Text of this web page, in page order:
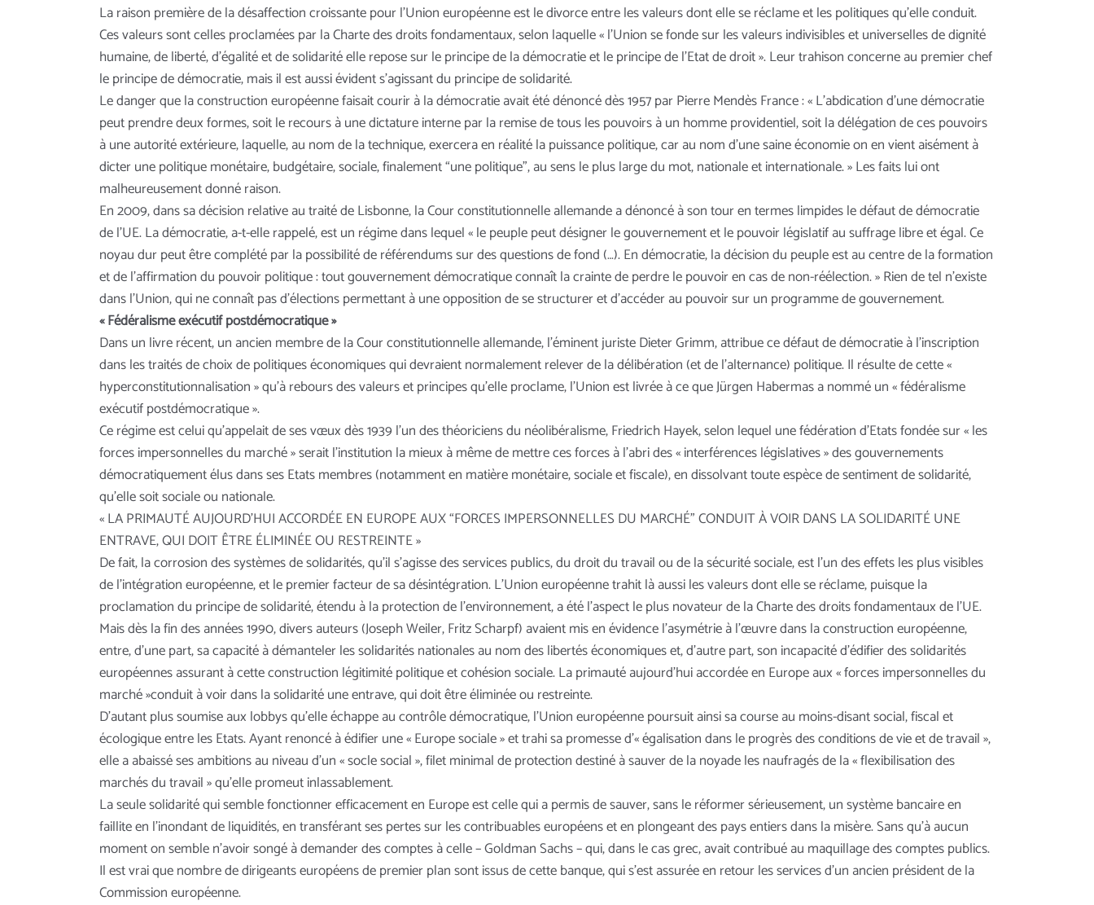
La raison première de la désaffection croissante pour l’Union européenne est le divorce entre les valeurs dont elle se réclame et les politiques qu’elle conduit.
Ces valeurs sont celles proclamées par la Charte des droits fondamentaux, selon laquelle « l’Union se fonde sur les valeurs indivisibles et universelles de dignité
humaine, de liberté, d’égalité et de solidarité elle repose sur le principe de la démocratie et le principe de l’Etat de droit ». Leur trahison concerne au premier chef
le principe de démocratie, mais il est aussi évident s’agissant du principe de solidarité.
Le danger que la construction européenne faisait courir à la démocratie avait été dénoncé dès 1957 par Pierre Mendès France : « L’abdication d’une démocratie
peut prendre deux formes, soit le recours à une dictature interne par la remise de tous les pouvoirs à un homme providentiel, soit la délégation de ces pouvoirs
à une autorité extérieure, laquelle, au nom de la technique, exercera en réalité la puissance politique, car au nom d’une saine économie on en vient aisément à
dicter une politique monétaire, budgétaire, sociale, finalement “une politique”, au sens le plus large du mot, nationale et internationale. » Les faits lui ont
malheureusement donné raison.
En 2009, dans sa décision relative au traité de Lisbonne, la Cour constitutionnelle allemande a dénoncé à son tour en termes limpides le défaut de démocratie
de l’UE. La démocratie, a-t-elle rappelé, est un régime dans lequel « le peuple peut désigner le gouvernement et le pouvoir législatif au suffrage libre et égal. Ce
noyau dur peut être complété par la possibilité de référendums sur des questions de fond (…). En démocratie, la décision du peuple est au centre de la formation
et de l’affirmation du pouvoir politique : tout gouvernement démocratique connaît la crainte de perdre le pouvoir en cas de non-réélection. » Rien de tel n’existe
dans l’Union, qui ne connaît pas d’élections permettant à une opposition de se structurer et d’accéder au pouvoir sur un programme de gouvernement.
« Fédéralisme exécutif postdémocratique »
Dans un livre récent, un ancien membre de la Cour constitutionnelle allemande, l’éminent juriste Dieter Grimm, attribue ce défaut de démocratie à l’inscription
dans les traités de choix de politiques économiques qui devraient normalement relever de la délibération (et de l’alternance) politique. Il résulte de cette «
hyperconstitutionnalisation » qu’à rebours des valeurs et principes qu’elle proclame, l’Union est livrée à ce que Jürgen Habermas a nommé un « fédéralisme
exécutif postdémocratique ».
Ce régime est celui qu’appelait de ses vœux dès 1939 l’un des théoriciens du néolibéralisme, Friedrich Hayek, selon lequel une fédération d’Etats fondée sur « les
forces impersonnelles du marché » serait l’institution la mieux à même de mettre ces forces à l’abri des « interférences législatives » des gouvernements
démocratiquement élus dans ses Etats membres (notamment en matière monétaire, sociale et fiscale), en dissolvant toute espèce de sentiment de solidarité,
qu’elle soit sociale ou nationale.
« LA PRIMAUTÉ AUJOURD’HUI ACCORDÉE EN EUROPE AUX “FORCES IMPERSONNELLES DU MARCHÉ” CONDUIT À VOIR DANS LA SOLIDARITÉ UNE
ENTRAVE, QUI DOIT ÊTRE ÉLIMINÉE OU RESTREINTE »
De fait, la corrosion des systèmes de solidarités, qu’il s’agisse des services publics, du droit du travail ou de la sécurité sociale, est l’un des effets les plus visibles
de l’intégration européenne, et le premier facteur de sa désintégration. L’Union européenne trahit là aussi les valeurs dont elle se réclame, puisque la
proclamation du principe de solidarité, étendu à la protection de l’environnement, a été l’aspect le plus novateur de la Charte des droits fondamentaux de l’UE.
Mais dès la fin des années 1990, divers auteurs (Joseph Weiler, Fritz Scharpf) avaient mis en évidence l’asymétrie à l’œuvre dans la construction européenne,
entre, d’une part, sa capacité à démanteler les solidarités nationales au nom des libertés économiques et, d’autre part, son incapacité d’édifier des solidarités
européennes assurant à cette construction légitimité politique et cohésion sociale. La primauté aujourd’hui accordée en Europe aux « forces impersonnelles du
marché »conduit à voir dans la solidarité une entrave, qui doit être éliminée ou restreinte.
D’autant plus soumise aux lobbys qu’elle échappe au contrôle démocratique, l’Union européenne poursuit ainsi sa course au moins-disant social, fiscal et
écologique entre les Etats. Ayant renoncé à édifier une « Europe sociale » et trahi sa promesse d’« égalisation dans le progrès des conditions de vie et de travail »,
elle a abaissé ses ambitions au niveau d’un « socle social », filet minimal de protection destiné à sauver de la noyade les naufragés de la « flexibilisation des
marchés du travail » qu’elle promeut inlassablement.
La seule solidarité qui semble fonctionner efficacement en Europe est celle qui a permis de sauver, sans le réformer sérieusement, un système bancaire en
faillite en l’inondant de liquidités, en transférant ses pertes sur les contribuables européens et en plongeant des pays entiers dans la misère. Sans qu’à aucun
moment on semble n’avoir songé à demander des comptes à celle – Goldman Sachs – qui, dans le cas grec, avait contribué au maquillage des comptes publics.
Il est vrai que nombre de dirigeants européens de premier plan sont issus de cette banque, qui s’est assurée en retour les services d’un ancien président de la
Commission européenne.